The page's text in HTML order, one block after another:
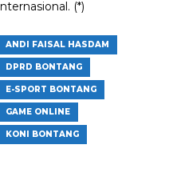
(*)
ANDI FAISAL HASDAM
DPRD BONTANG
E-SPORT BONTANG
GAME ONLINE
KONI BONTANG